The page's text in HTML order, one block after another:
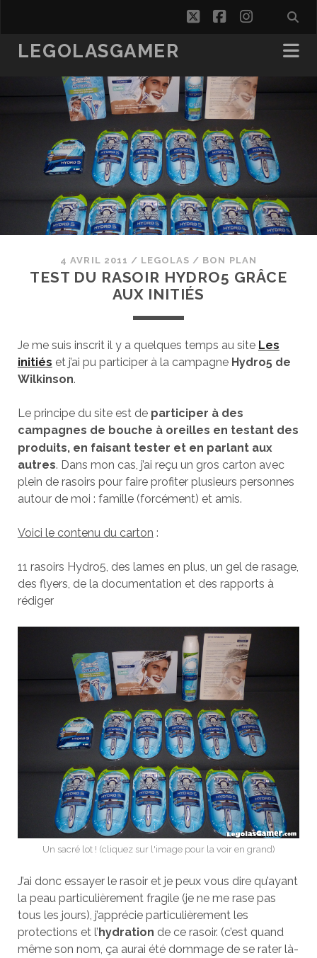
twitterfacebook
LEGOLASGAMER
4 AVRIL 2011 / LEGOLAS / BON PLAN
TEST DU RASOIR HYDRO5 GRÂCE
AUX INITIÉS
Je me suis inscrit il y a quelques temps au site Les
initiés et j’ai pu participer à la campagne Hydro5 de
Wilkinson.
Le principe du site est de participer à des
campagnes de bouche à oreilles en testant des
produits, en faisant tester et en parlant aux
autres. Dans mon cas, j’ai reçu un gros carton avec
plein de rasoirs pour faire profiter plusieurs personnes
autour de moi : famille (forcément) et amis.
Voici le contenu du carton :
11 rasoirs Hydro5, des lames en plus, un gel de rasage,
des flyers, de la documentation et des rapports à
rédiger
Un sacré lot ! (cliquez sur l'image pour la voir en grand)
J’ai donc essayer le rasoir et je peux vous dire qu’ayant
la peau particulièrement fragile (je ne me rase pas
tous les jours), j’apprécie particulièrement les
protections et l’hydration de ce rasoir. (c’est quand
même son nom, ça aurai été dommage de se rater là-